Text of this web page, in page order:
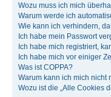
Wozu muss ich mich
Warum werde ich
Wie kann ich verhindern,
Ich habe mein Passwort
Ich habe mich registriert,
Ich habe mich vor einiger
Was ist COPPA?
Warum kann ich mich nicht
Wozu ist die „Alle Cookies